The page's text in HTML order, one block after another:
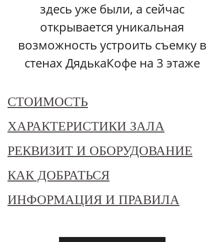
здесь уже были, а сейчас
открывается уникальная
возможность устроить съемку в
стенах ДядькаКофе на 3 этаже
СТОИМОСТЬ
ХАРАКТЕРИСТИКИ ЗАЛА
РЕКВИЗИТ И ОБОРУДОВАНИЕ
КАК ДОБРАТЬСЯ
ИНФОРМАЦИЯ И ПРАВИЛА